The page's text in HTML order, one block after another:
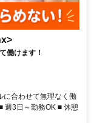
働けます！
に合わせて無理なく働
週3日～勤務OK ■ 休憩